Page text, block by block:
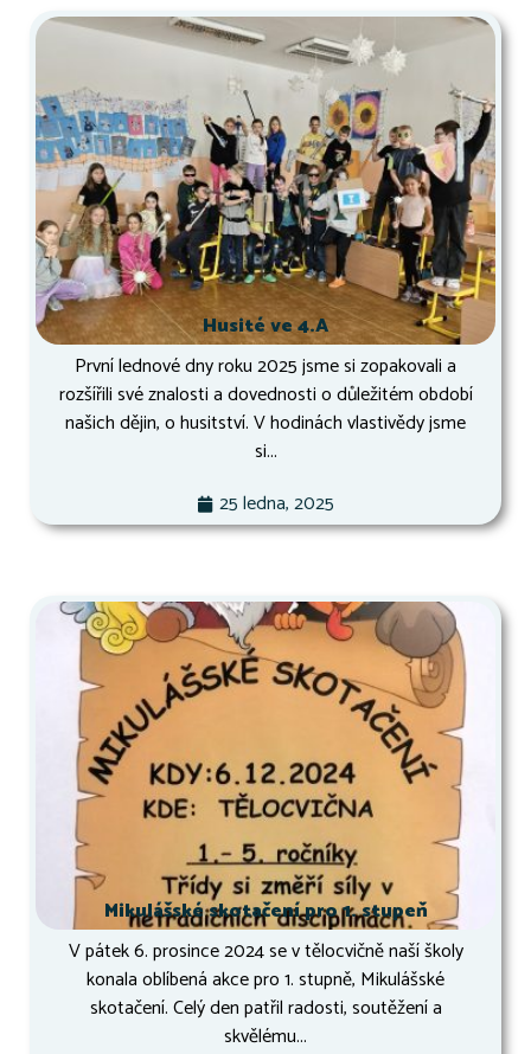
Husité ve 4.A
První lednové dny roku 2025 jsme si zopakovali a
rozšířili své znalosti a dovednosti o důležitém období
našich dějin, o husitství. V hodinách vlastivědy jsme
si...
25 ledna, 2025
Mikulášské skotačení pro 1. stupeň
V pátek 6. prosince 2024 se v tělocvičně naší školy
konala oblíbená akce pro 1. stupně, Mikulášské
skotačení. Celý den patřil radosti, soutěžení a
skvělému...